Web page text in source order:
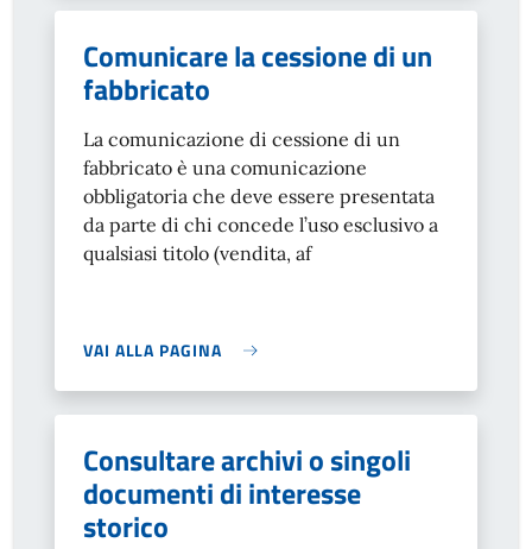
Comunicare la cessione di un
fabbricato
La comunicazione di cessione di un
fabbricato è una comunicazione
obbligatoria che deve essere presentata
da parte di chi concede l’uso esclusivo a
qualsiasi titolo (vendita, af
VAI ALLA PAGINA
Consultare archivi o singoli
documenti di interesse
storico